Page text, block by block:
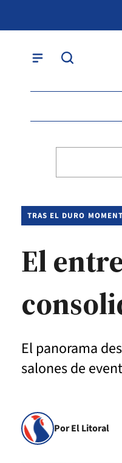
TRAS EL DURO
El
El panorama
salones de
Por El Litoral